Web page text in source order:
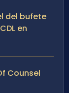
del bufete
en
Counsel